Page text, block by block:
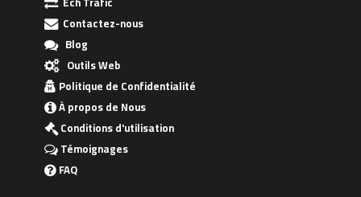
Contactez-nous
Blog
Outils Web
Politique de Confidentialité
À propos de Nous
Conditions d'utilisation
Témoignages
FAQ